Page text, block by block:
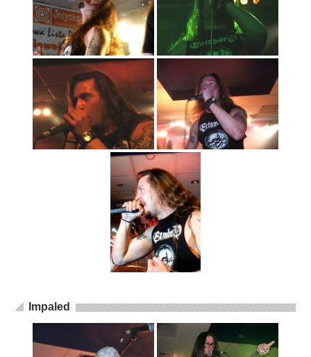
Impaled